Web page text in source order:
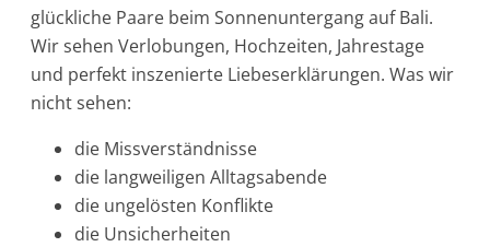
glückliche Paare beim Sonnenuntergang auf Bali.
Wir sehen Verlobungen, Hochzeiten, Jahrestage
und perfekt inszenierte Liebeserklärungen. Was wir
nicht sehen:
die Missverständnisse
die langweiligen Alltagsabende
die ungelösten Konflikte
die Unsicherheiten